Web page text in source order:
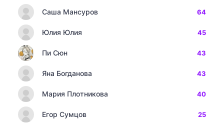
Саша Мансуров 64
Юлия Юлия 45
Пи Сюн 43
Яна Богданова 43
Мария Плотникова 40
Егор Сумцов 25